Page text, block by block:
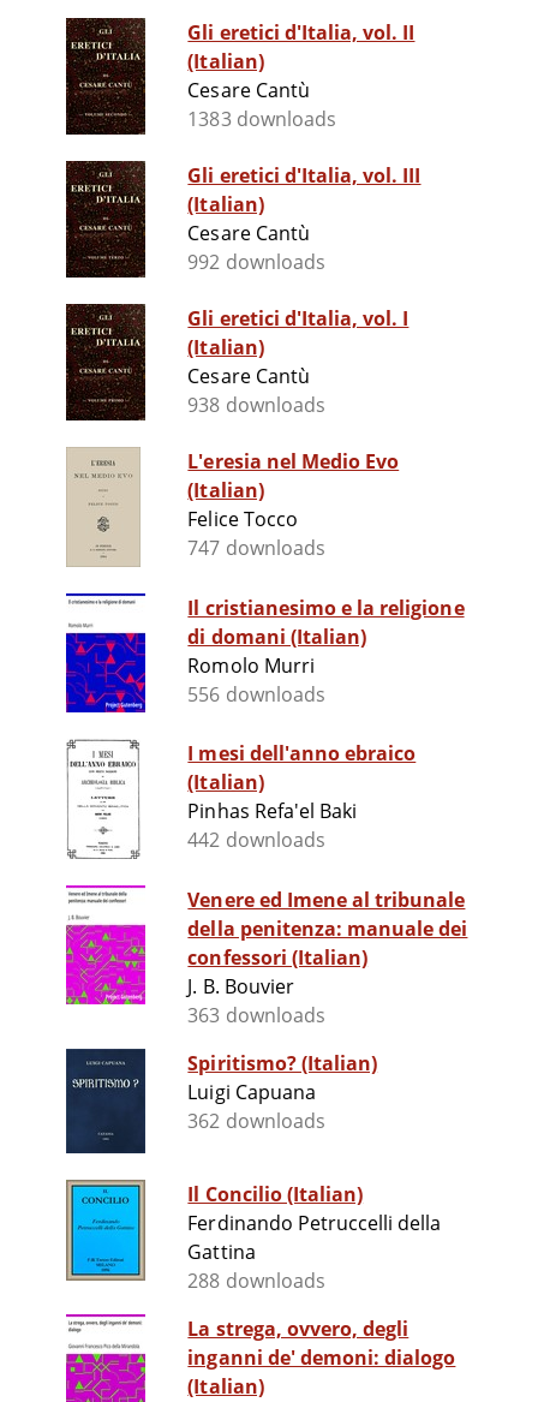
Gli eretici d'Italia, vol. II
(Italian)
Cesare Cantù
1383 downloads
Gli eretici d'Italia, vol. III
(Italian)
Cesare Cantù
992 downloads
Gli eretici d'Italia, vol. I
(Italian)
Cesare Cantù
938 downloads
L'eresia nel Medio Evo
(Italian)
Felice Tocco
747 downloads
Il cristianesimo e la religione
di domani (Italian)
Romolo Murri
556 downloads
I mesi dell'anno ebraico
(Italian)
Pinhas Refa'el Baki
442 downloads
Venere ed Imene al tribunale
della penitenza: manuale dei
confessori (Italian)
J. B. Bouvier
363 downloads
Spiritismo? (Italian)
Luigi Capuana
362 downloads
Il Concilio (Italian)
Ferdinando Petruccelli della
Gattina
288 downloads
La strega, ovvero, degli
inganni de' demoni: dialogo
(Italian)